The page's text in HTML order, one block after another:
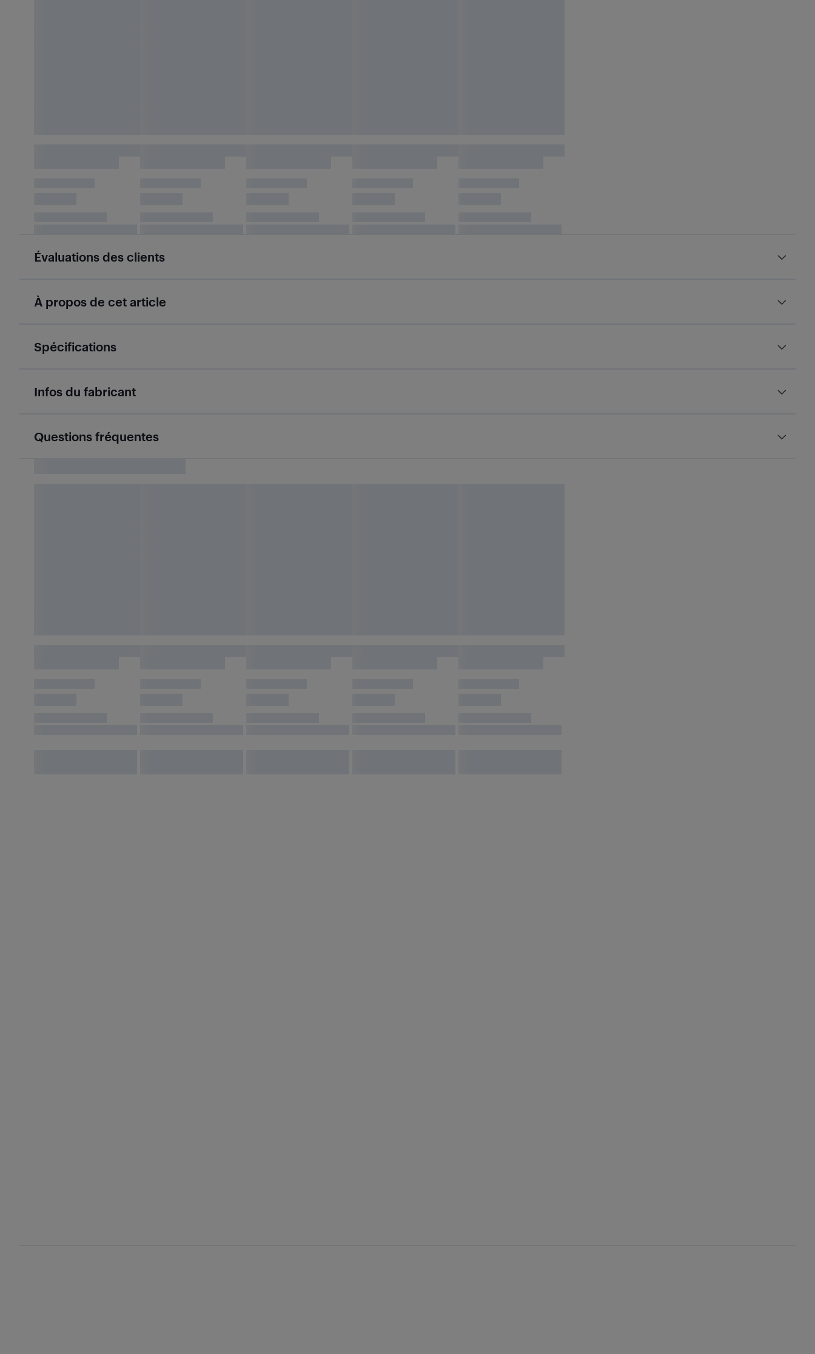
Évaluations des clients
À propos de cet article
Spécifications
Infos du fabricant
Questions fréquentes